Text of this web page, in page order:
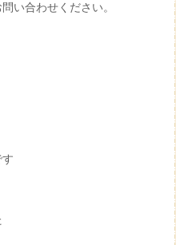
い合わせください。